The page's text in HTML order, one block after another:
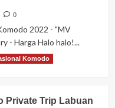
0
2022 - "MV
- Harga Halo halo!...
Komodo
Private Trip Labuan